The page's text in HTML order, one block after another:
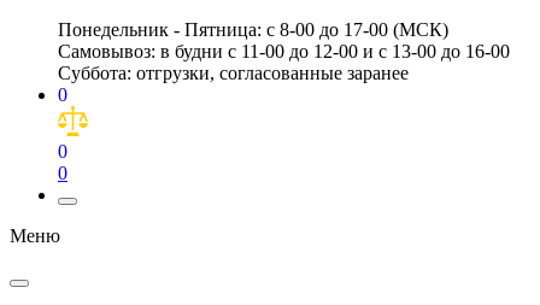
Понедельник - Пятница: с 8-00 до 17-00 (МСК)
Самовывоз: в будни с 11-00 до 12-00 и с 13-00 до 16-00
Суббота: отгрузки, согласованные заранее
0
0
0
Меню